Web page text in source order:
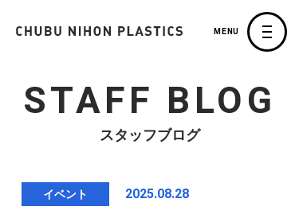
MENU
STAFF BLOG
スタッフブログ
イベント 2025.08.28